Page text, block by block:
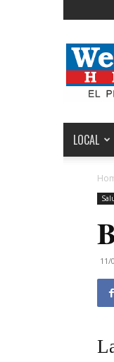
LOCAL
11/